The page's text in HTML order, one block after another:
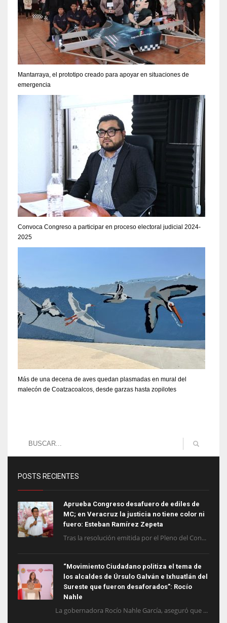
Mantarraya, el prototipo creado para apoyar en situaciones de
emergencia
Convoca Congreso a participar en proceso electoral judicial 2024-
2025
Más de una decena de aves quedan plasmadas en mural del
malecón de Coatzacoalcos, desde garzas hasta zopilotes
POSTS RECIENTES
Aprueba Congreso desafuero de ediles de
MC; en Veracruz la justicia no tiene color ni
fuero: Esteban Ramírez Zepeta
Tras la resolución emitida por el Pleno del Con...
“Movimiento Ciudadano politiza el tema de
los alcaldes de Úrsulo Galván e Ixhuatlán del
Sureste que fueron desaforados”: Rocío
Nahle
La gobernadora Rocío Nahle García, aseguró que ...